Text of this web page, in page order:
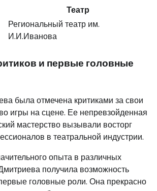
Театр
Региональный театр им.
И.И.Иванова
и первые головные
была отмечена критиками за свои
игры на сцене. Ее непревзойденная
мастерство вызывали восторг
в театральной индустрии.
опыта в различных
получила возможность
головные роли. Она прекрасно